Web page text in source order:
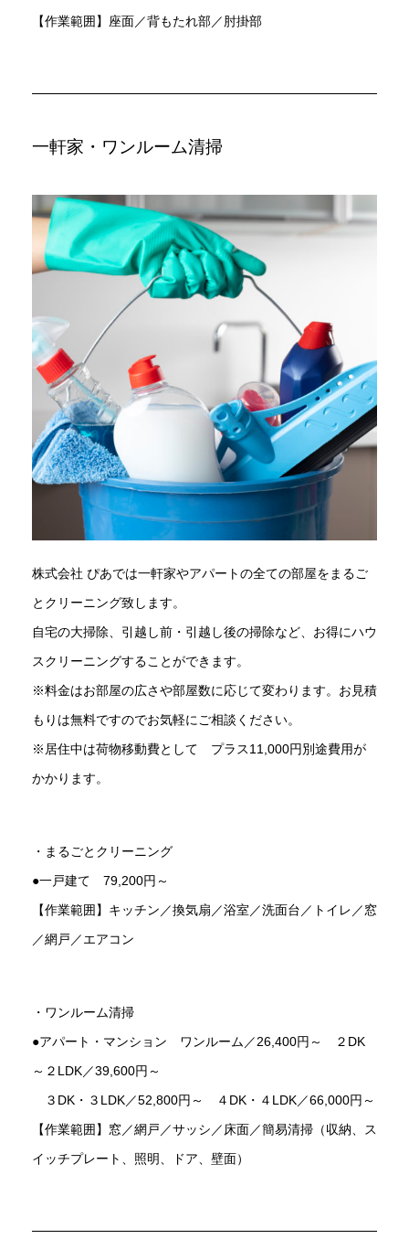
【作業範囲】座面／背もたれ部／肘掛部
一軒家・ワンルーム清掃
株式会社 ぴあでは一軒家やアパートの全ての部屋をまるご
とクリーニング致します。
自宅の大掃除、引越し前・引越し後の掃除など、お得にハウ
スクリーニングすることができます。
※料金はお部屋の広さや部屋数に応じて変わります。お見積
もりは無料ですのでお気軽にご相談ください。
※居住中は荷物移動費として プラス11,000円別途費用が
かかります。
・まるごとクリーニング
●一戸建て 79,200円～
【作業範囲】キッチン／換気扇／浴室／洗面台／トイレ／窓
／網戸／エアコン
・ワンルーム清掃
●アパート・マンション ワンルーム／26,400円～ ２DK
～２LDK／39,600円～
３DK・３LDK／52,800円～ ４DK・４LDK／66,000円～
【作業範囲】窓／網戸／サッシ／床面／簡易清掃（収納、ス
イッチプレート、照明、ドア、壁面）